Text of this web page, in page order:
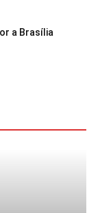
a Brasília